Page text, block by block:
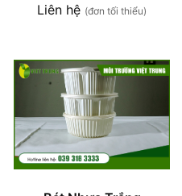
Liên hệ (đơn tối thiểu)